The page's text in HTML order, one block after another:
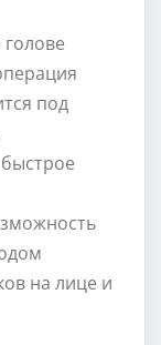
под
на лице и